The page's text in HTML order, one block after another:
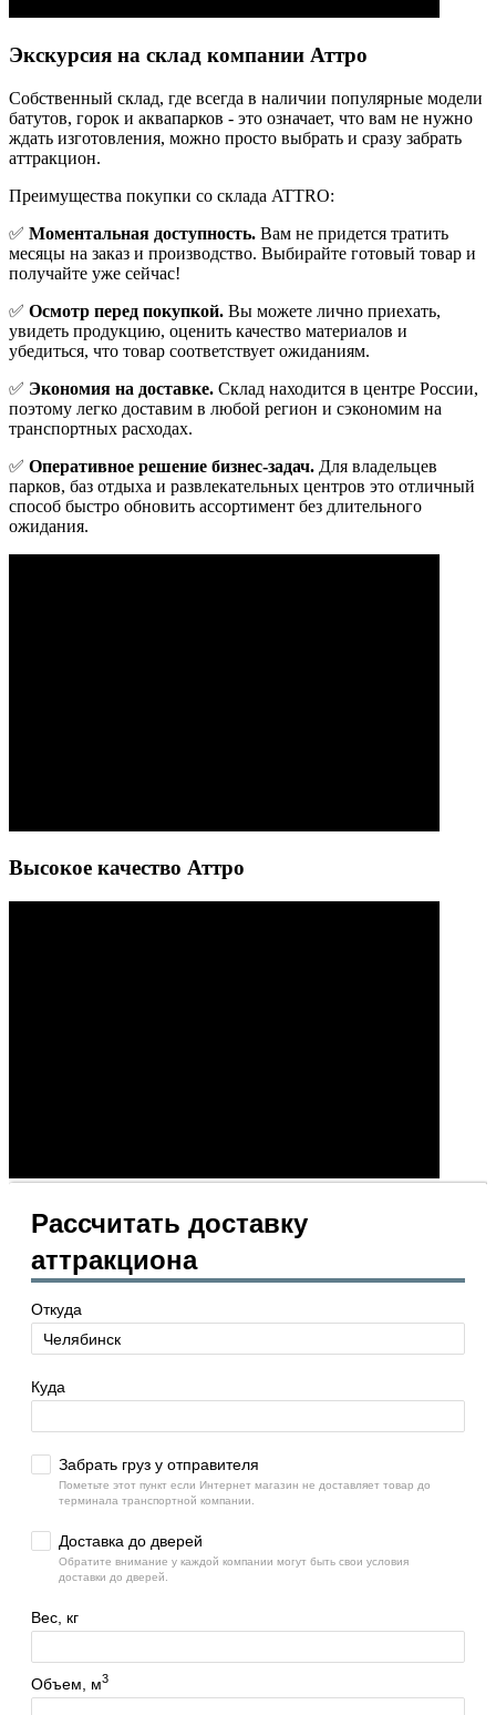
Экскурсия на склад компании Аттро
Cобственный склад, где всегда в наличии популярные модели
батутов, горок и аквапарков - это означает, что вам не нужно
ждать изготовления, можно просто выбрать и сразу забрать
аттракцион.
Преимущества покупки со склада ATTRO:
✅ Моментальная доступность. Вам не придется тратить
месяцы на заказ и производство. Выбирайте готовый товар и
получайте уже сейчас!
✅ Осмотр перед покупкой. Вы можете лично приехать,
увидеть продукцию, оценить качество материалов и
убедиться, что товар соответствует ожиданиям.
✅ Экономия на доставке. Склад находится в центре России,
поэтому легко доставим в любой регион и сэкономим на
транспортных расходах.
✅ Оперативное решение бизнес-задач. Для владельцев
парков, баз отдыха и развлекательных центров это отличный
способ быстро обновить ассортимент без длительного
ожидания.
Высокое качество Аттро
Рассчитать доставку
аттракциона
Откуда
Куда
Забрать груз у отправителя
Пометьте этот пункт если Интернет магазин не доставляет товар до
терминала транспортной компании.
Доставка до дверей
Обратите внимание у каждой компании могут быть свои условия
доставки до дверей.
Вес, кг
Объем, м3